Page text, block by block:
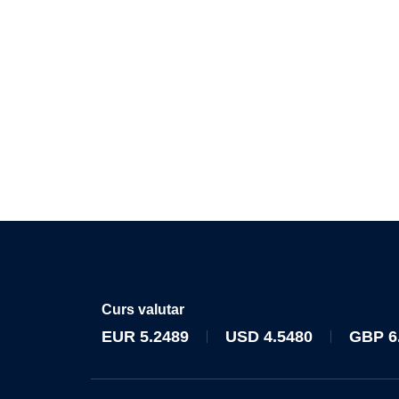
Curs valutar
EUR 5.2489 USD 4.5480 GBP